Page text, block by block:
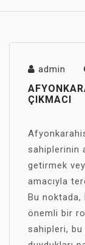
admin
ÇIKMACI
sahiplerinin
getirmek
amacıyla
Bu noktada,
önemli bir
sahipleri, bu